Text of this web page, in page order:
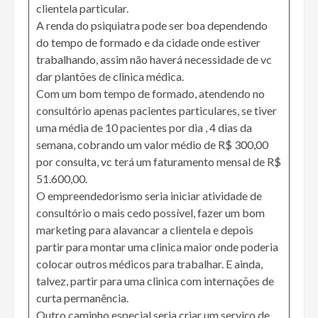
clientela particular.
A renda do psiquiatra pode ser boa dependendo
do tempo de formado e da cidade onde estiver
trabalhando, assim não haverá necessidade de vc
dar plantões de clinica médica.
Com um bom tempo de formado, atendendo no
consultório apenas pacientes particulares, se tiver
uma média de 10 pacientes por dia , 4 dias da
semana, cobrando um valor médio de R$ 300,00
por consulta, vc terá um faturamento mensal de R$
51.600,00.
O empreendedorismo seria iniciar atividade de
consultório o mais cedo possível, fazer um bom
marketing para alavancar a clientela e depois
partir para montar uma clinica maior onde poderia
colocar outros médicos para trabalhar. E ainda,
talvez, partir para uma clinica com internações de
curta permanência.
Outro caminho especial seria criar um serviço de